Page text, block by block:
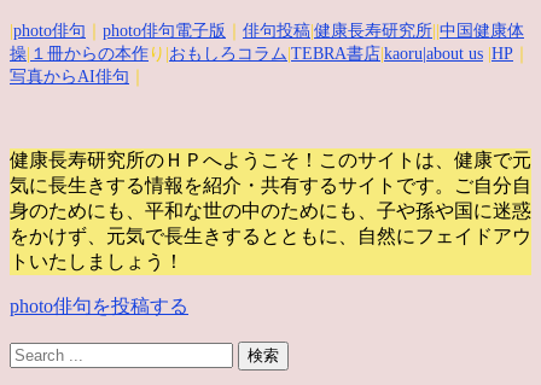
photo俳句 photo俳句電子版 俳句投稿 健康長寿研究所 中国健康体
操 １冊からの本作 り| おもしろコラム TEBRA書店 kaoru |about us HP
写真からAI俳句
健康長寿研究所のＨＰへようこそ！このサイトは、健康で元
気に長生きする情報を紹介・共有するサイトです。
ご自分自
身のためにも、平和な世の中のためにも、子や孫や国に迷惑
をかけず、元気で長生きするとともに、自然にフェイドアウ
トいたしましょう！
photo俳句を投稿する